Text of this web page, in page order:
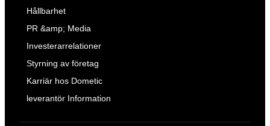
Hållbarhet
PR &amp; Media
Investerarrelationer
Styrning av företag
Karriär hos Dometic
leverantör Information